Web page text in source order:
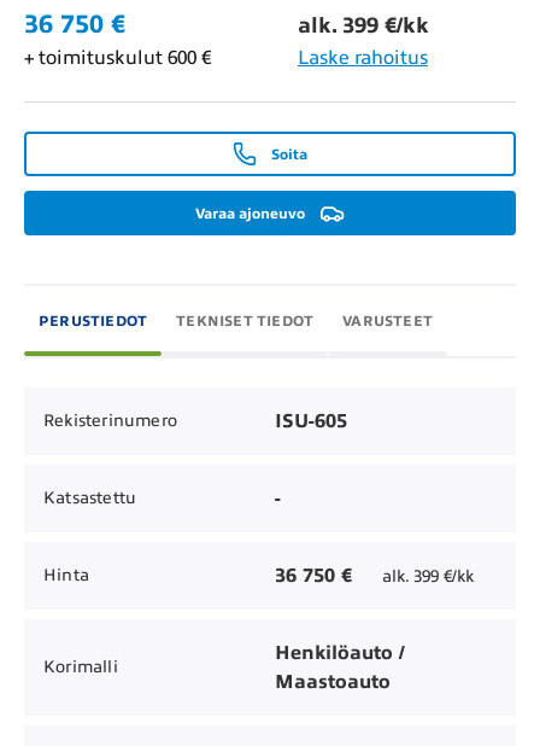
36 750 € alk. 399 €/kk
+ toimituskulut 600 € Laske rahoitus
Soita
Varaa ajoneuvo
PERUSTIEDOT TEKNISET TIEDOT VARUSTEET
Rekisterinumero ISU-605
Katsastettu -
Hinta 36 750 € alk. 399 €/kk
Korimalli
Henkilöauto /
Maastoauto